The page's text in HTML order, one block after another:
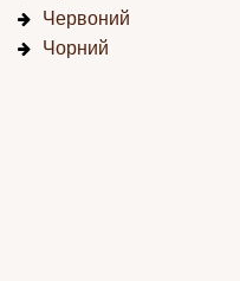
Червоний
Чорний